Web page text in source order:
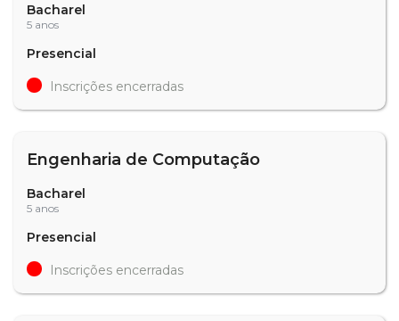
Bacharel
5 anos
Presencial
Inscrições encerradas
Engenharia de Computação
Bacharel
5 anos
Presencial
Inscrições encerradas